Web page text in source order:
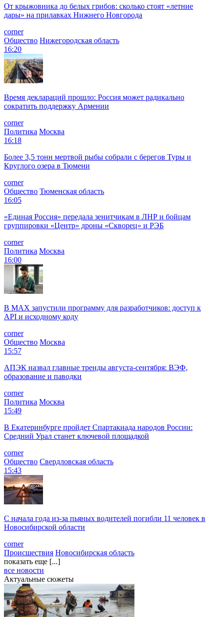
От крыжовника до белых грибов: сколько стоят «летние
дары» на прилавках Нижнего Новгорода
corner
Общество Нижегородская область
16:20
Время деклараций прошло: Россия может радикально
сократить поддержку Армении
corner
Политика Москва
16:18
Более 3,5 тонн мертвой рыбы собрали с берегов Туры и
Круглого озера в Тюмени
corner
Общество Тюменская область
16:05
«Единая Россия» передала зенитчикам в ЛНР и бойцам
группировки «Центр» дроны «Скворец» и РЭБ
corner
Политика Москва
16:00
В MAX запустили программу для разработчиков: доступ к
API и исходному коду
corner
Общество Москва
15:57
АПЭК назвал главные тренды августа-сентября: ВЭФ,
образование и паводки
corner
Политика Москва
15:49
В Екатеринбурге пройдет Спартакиада народов России:
Средний Урал станет ключевой площадкой
corner
Общество Свердловская область
15:43
С начала года из‑за пьяных водителей погибли 11 человек в
Новосибирской области
corner
Происшествия Новосибирская область
показать еще [...]
все новости
Актуальные сюжеты